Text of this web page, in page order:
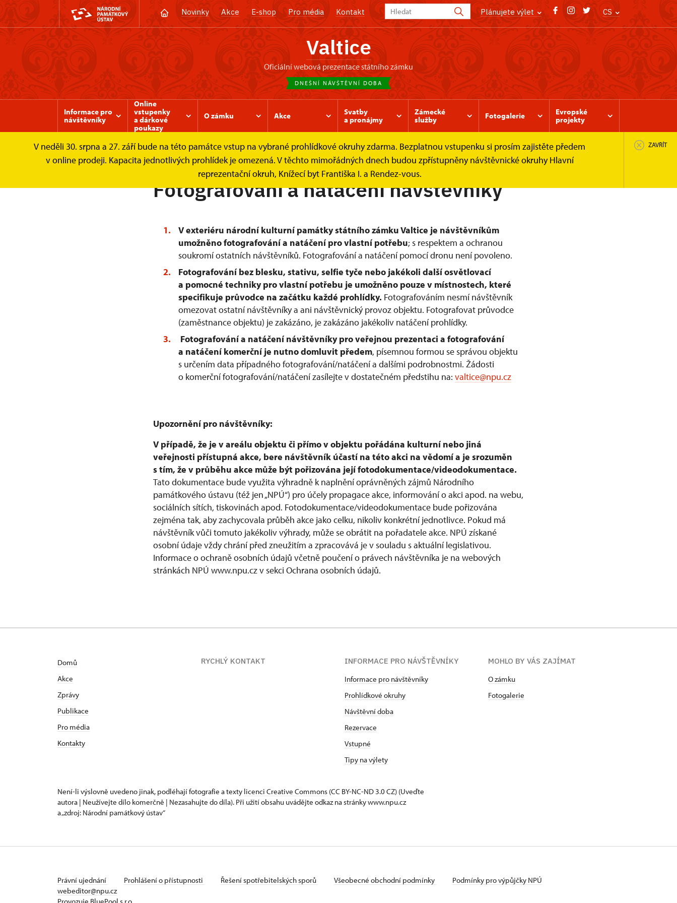
Novinky Akce E-shop Pro média Kontakt Plánujete výlet CS
Valtice
oficiální webová prezentace státního zámku
DNEŠNÍ NÁVŠTĚVNÍ DOBA
Informace pro
návštěvníky
Online
vstupenky
a dárkové
poukazy
O zámku Akce
Svatby
a pronájmy
Zámecké
služby
Fotogalerie
Evropské
projekty
V neděli 30. srpna a 27. září bude na této památce vstup na vybrané prohlídkové okruhy zdarma. Bezplatnou vstupenku si prosím zajistěte předem
v online prodeji. Kapacita jednotlivých prohlídek je omezená. V těchto mimořádných dnech budou zpřístupněny návštěvnické okruhy Hlavní
reprezentační okruh, Knížecí byt Františka I. a Rendez-vous.
ZAVŘÍT
Zámek Valtice Informace pro návštěvníky Návštěvní řád Fotografování a natáčení
Fotografování a natáčení návštěvníky
V exteriéru národní kulturní památky státního zámku Valtice je návštěvníkům
umožněno fotografování a natáčení pro vlastní potřebu; s respektem a ochranou
soukromí ostatních návštěvníků. Fotografování a natáčení pomocí dronu není povoleno.
Fotografování bez blesku, stativu, selfie tyče nebo jakékoli další osvětlovací
a pomocné techniky pro vlastní potřebu je umožněno pouze v místnostech, které
specifikuje průvodce na začátku každé prohlídky. Fotografováním nesmí návštěvník
omezovat ostatní návštěvníky a ani návštěvnický provoz objektu. Fotografovat průvodce
(zaměstnance objektu) je zakázáno, je zakázáno jakékoliv natáčení prohlídky.
Fotografování a natáčení návštěvníky pro veřejnou prezentaci a fotografování
a natáčení komerční je nutno domluvit předem, písemnou formou se správou objektu
s určením data případného fotografování/natáčení a dalšími podrobnostmi. Žádosti
o komerční fotografování/natáčení zasílejte v dostatečném předstihu na: valtice@npu.cz
Upozornění pro návštěvníky:
V případě, že je v areálu objektu či přímo v objektu pořádána kulturní nebo jiná
veřejnosti přístupná akce, bere návštěvník účastí na této akci na vědomí a je srozuměn
s tím, že v průběhu akce může být pořizována její fotodokumentace/videodokumentace.
Tato dokumentace bude využita výhradně k naplnění oprávněných zájmů Národního
památkového ústavu (též jen „NPÚ“) pro účely propagace akce, informování o akci apod. na webu,
sociálních sítích, tiskovinách apod. Fotodokumentace/videodokumentace bude pořizována
zejména tak, aby zachycovala průběh akce jako celku, nikoliv konkrétní jednotlivce. Pokud má
návštěvník vůči tomuto jakékoliv výhrady, může se obrátit na pořadatele akce. NPÚ získané
osobní údaje vždy chrání před zneužitím a zpracovává je v souladu s aktuální legislativou.
Informace o ochraně osobních údajů včetně poučení o právech návštěvníka je na webových
stránkách NPÚ www.npu.cz v sekci Ochrana osobních údajů.
Domů
Akce
Zprávy
Publikace
Pro média
Kontakty
RYCHLÝ KONTAKT
INFORMACE PRO NÁVŠTĚVNÍKY
Informace pro návštěvníky
Prohlídkové okruhy
Návštěvní doba
Rezervace
Vstupné
Tipy na výlety
MOHLO BY VÁS ZAJÍMAT
O zámku
Fotogalerie
Není-li výslovně uvedeno jinak, podléhají fotografie a texty licenci Creative Commons (CC BY-NC-ND 3.0 CZ) (Uveďte
autora | Neužívejte dílo komerčně | Nezasahujte do díla). Při užití obsahu uvádějte odkaz na stránky www.npu.cz
a „zdroj: Národní památkový ústav“
Právní ujednání Prohlášení o přístupnosti Řešení spotřebitelských sporů Všeobecné obchodní podmínky
Podmínky pro výpůjčky NPÚ
webeditor@npu.cz